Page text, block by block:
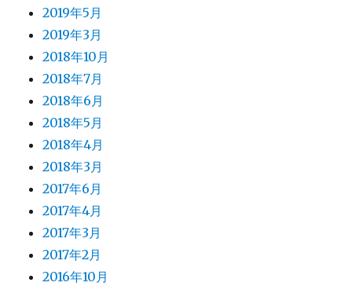
2019年5月
2019年3月
2018年10月
2018年7月
2018年6月
2018年5月
2018年4月
2018年3月
2017年6月
2017年4月
2017年3月
2017年2月
2016年10月